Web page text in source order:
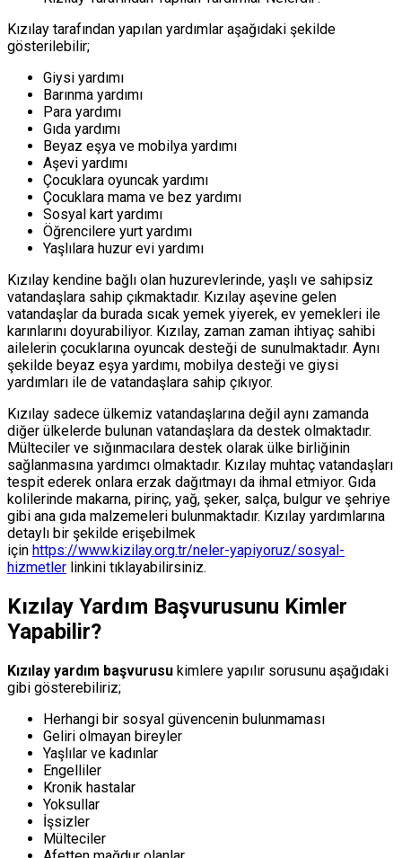
Kızılay tarafından yapılan yardımlar aşağıdaki şekilde
gösterilebilir;
Giysi yardımı
Barınma yardımı
Para yardımı
Gıda yardımı
Beyaz eşya ve mobilya yardımı
Aşevi yardımı
Çocuklara oyuncak yardımı
Çocuklara mama ve bez yardımı
Sosyal kart yardımı
Öğrencilere yurt yardımı
Yaşlılara huzur evi yardımı
Kızılay kendine bağlı olan huzurevlerinde, yaşlı ve sahipsiz
vatandaşlara sahip çıkmaktadır. Kızılay aşevine gelen
vatandaşlar da burada sıcak yemek yiyerek, ev yemekleri ile
karınlarını doyurabiliyor. Kızılay, zaman zaman ihtiyaç sahibi
ailelerin çocuklarına oyuncak desteği de sunulmaktadır. Aynı
şekilde beyaz eşya yardımı, mobilya desteği ve giysi
yardımları ile de vatandaşlara sahip çıkıyor.
Kızılay sadece ülkemiz vatandaşlarına değil aynı zamanda
diğer ülkelerde bulunan vatandaşlara da destek olmaktadır.
Mülteciler ve sığınmacılara destek olarak ülke birliğinin
sağlanmasına yardımcı olmaktadır. Kızılay muhtaç vatandaşları
tespit ederek onlara erzak dağıtmayı da ihmal etmiyor. Gıda
kolilerinde makarna, pirinç, yağ, şeker, salça, bulgur ve şehriye
gibi ana gıda malzemeleri bulunmaktadır. Kızılay yardımlarına
detaylı bir şekilde erişebilmek
için https://www.kizilay.org.tr/neler-yapiyoruz/sosyal-
hizmetler linkini tıklayabilirsiniz.
Kızılay Yardım Başvurusunu Kimler
Yapabilir?
Kızılay yardım başvurusu kimlere yapılır sorusunu aşağıdaki
gibi gösterebiliriz;
Herhangi bir sosyal güvencenin bulunmaması
Geliri olmayan bireyler
Yaşlılar ve kadınlar
Engelliler
Kronik hastalar
Yoksullar
İşsizler
Mülteciler